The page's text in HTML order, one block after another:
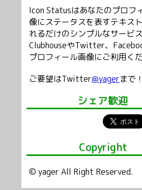
Icon Statusはあなたのプロフ
像にステータスを表すテキス
れるだけのシンプルなサービス
ClubhouseやTwitter、
プロフィール画像にご利用くだ
ご要望はTwitter@yagerまで！
シェア歓迎
Copyright
© yager All Right Reserved.